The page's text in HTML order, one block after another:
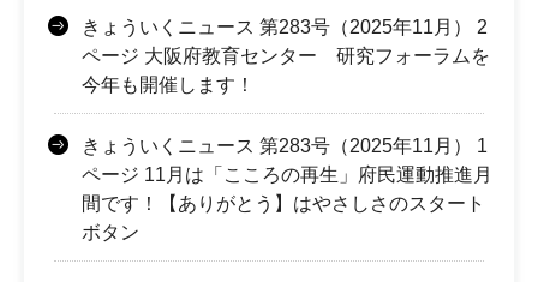
きょういくニュース 第283号（2025年11月） 2
ページ 大阪府教育センター 研究フォーラムを
今年も開催します！
きょういくニュース 第283号（2025年11月） 1
ページ 11月は「こころの再生」府民運動推進月
間です！【ありがとう】はやさしさのスタート
ボタン